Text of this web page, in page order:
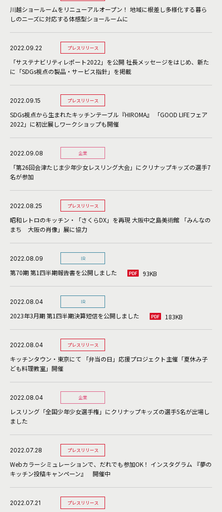
川越ショールームをリニューアルオープン！ 地域に根差し多様化する暮ら
しのニーズに対応する体感型ショールームに
2022.09.22 プレスリリース
「サステナビリティレポート2022」を公開 社長メッセージをはじめ、新た
に「SDGs視点の製品・サービス指針」を掲載
2022.09.15 プレスリリース
SDGs視点から生まれたキッチンテーブル『HIROMA』 「GOOD LIFEフェア
2022」に初出展しワークショップも開催
2022.09.08 企業
「第26回会津たじま少年少女レスリング大会」にクリナップキッズの選手7
名が参加
2022.08.25 プレスリリース
昭和レトロのキッチン・「さくらDX」を再現 大阪中之島美術館 「みんなの
まち 大阪の肖像」展に協力
2022.08.09 IR
第70期 第1四半期報告書を公開しました 93KB
2022.08.04 IR
2023年3月期 第1四半期決算短信を公開しました 183KB
2022.08.04 プレスリリース
キッチンタウン・東京にて 「弁当の日」応援プロジェクト主催「夏休み子
ども料理教室」開催
2022.08.04 企業
レスリング「全国少年少女選手権」にクリナップキッズの選手5名が出場し
ました
2022.07.28 プレスリリース
Webカラーシミュレーションで、だれでも参加OK！ インスタグラム 『夢の
キッチン投稿キャンペーン』 開催中
2022.07.21 プレスリリース